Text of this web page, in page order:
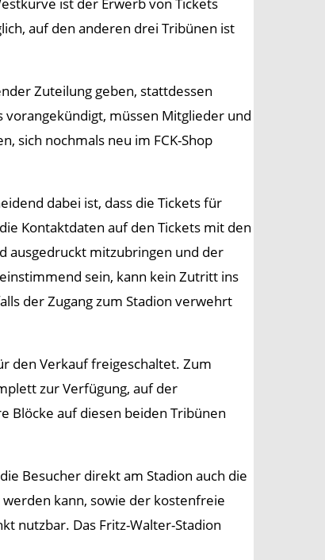
ist der Erwerb von Tickets
auf den anderen drei Tribünen ist
Zuteilung geben, stattdessen
müssen Mitglieder und
sich nochmals neu im FCK-Shop
dabei ist, dass die Tickets für
Kontaktdaten auf den Tickets mit den
ausgedruckt mitzubringen und der
sein, kann kein Zutritt ins
der Zugang zum Stadion verwehrt
den Verkauf freigeschaltet. Zum
zur Verfügung, auf der
Blöcke auf diesen beiden Tribünen
Besucher direkt am Stadion auch die
werden kann, sowie der kostenfreie
nutzbar. Das Fritz-Walter-Stadion